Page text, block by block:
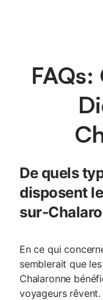
De quels
disposent
sur-
En ce qui
semblerait que
Chalaronne
voyageurs